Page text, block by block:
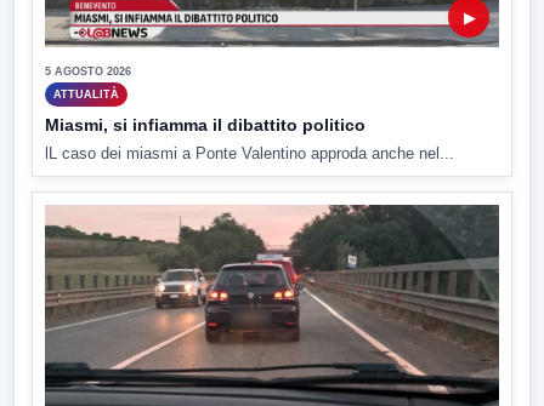
▶
5 AGOSTO 2026
ATTUALITÀ
Miasmi, si infiamma il dibattito politico
lL caso dei miasmi a Ponte Valentino approda anche nel...